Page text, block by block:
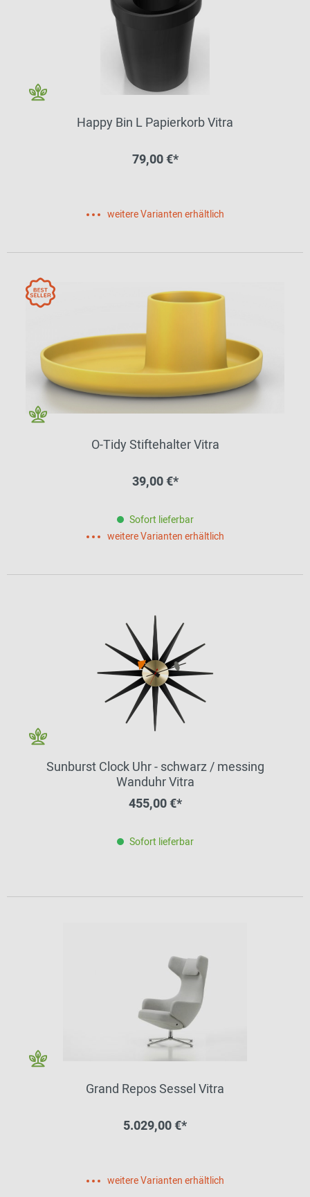
Happy Bin L Papierkorb Vitra
79,00 €*
weitere Varianten erhältlich
O-Tidy Stiftehalter Vitra
39,00 €*
Sofort lieferbar
weitere Varianten erhältlich
Sunburst Clock Uhr - schwarz / messing
Wanduhr Vitra
455,00 €*
Sofort lieferbar
Grand Repos Sessel Vitra
5.029,00 €*
weitere Varianten erhältlich